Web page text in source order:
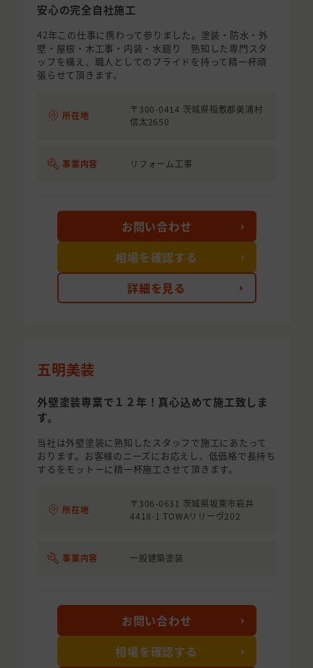
安心の完全自社施工
42年この仕事に携わって参りました。塗装・防水・外
壁・屋根・木工事・内装・水廻り 熟知した専門スタ
ッフを構え、職人としてのプライドを持って精一杯頑
張らせて頂きます。
所在地
〒300-0414 茨城県稲敷郡美浦村
信太2650
事業内容 リフォーム工事
詳細を見る
お問い合わせ
相場を確認する
五明美装
外壁塗装専業で１２年！真心込めて施工致しま
す。
当社は外壁塗装に熟知したスタッフで施工にあたって
おります。お客様のニーズにお応えし、低価格で長持ち
するをモットーに精一杯施工させて頂きます。
所在地
〒306-0631 茨城県坂東市岩井
4418-1 TOWAリリーヴ202
事業内容 一般建築塗装
お問い合わせ
相場を確認する